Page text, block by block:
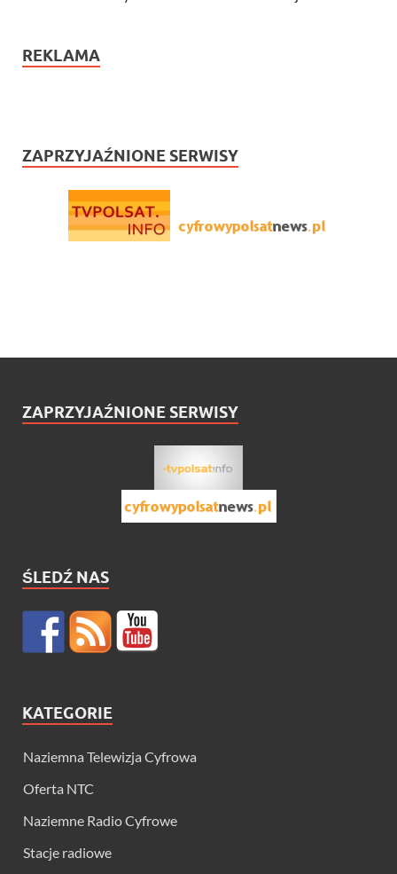
REKLAMA
ZAPRZYJAŹNIONE SERWISY
ZAPRZYJAŹNIONE SERWISY
ŚLEDŹ NAS
KATEGORIE
Naziemna Telewizja Cyfrowa
Oferta NTC
Naziemne Radio Cyfrowe
Stacje radiowe